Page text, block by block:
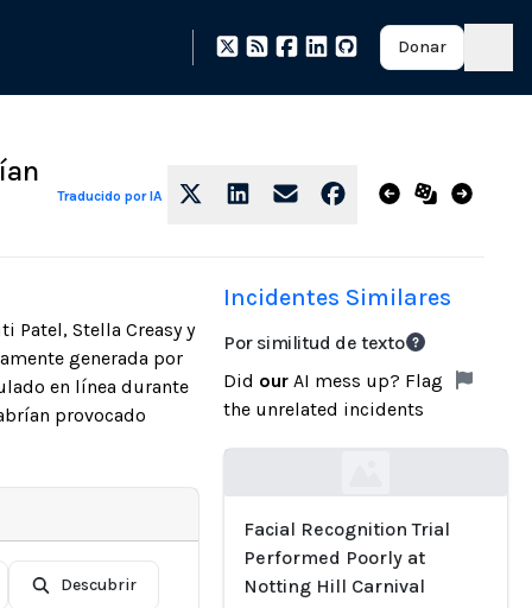
Donar
Traducido por IA
Patel, Stella Creasy y
generada por
en línea durante
provocado
Descubrir
Incidentes Similares
Por similitud de texto
Did our AI mess up? Flag
the unrelated incidents
Facial Recognition Trial
Performed Poorly at
Notting Hill Carnival